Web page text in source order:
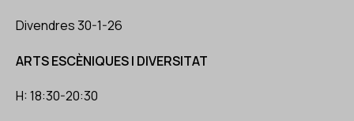
Divendres 30-1-26
ARTS ESCÈNIQUES I DIVERSITAT
H: 18:30-20:30